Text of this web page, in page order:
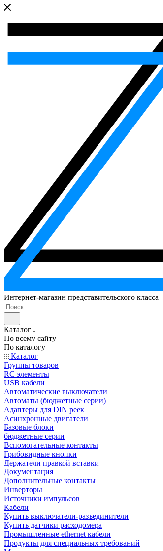
Интернет-магазин представительского класса
Каталог
По всему сайту
По каталогу
Каталог
Группы товаров
RC элементы
USB кабели
Автоматические выключатели
Автоматы (бюджетные серии)
Адаптеры для DIN реек
Асинхронные двигатели
Базовые блоки
бюджетные серии
Вспомогательные контакты
Грибовидные кнопки
Держатели правкой вставки
Документация
Дополнительные контакты
Инверторы
Источники импульсов
Кабели
Купить выключатели-разъединители
Купить датчики расходомера
Промышленные ethernet кабели
Продукты для специальных требований